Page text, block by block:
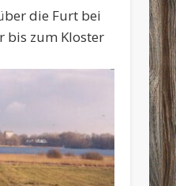
die Furt bei
bis zum Kloster